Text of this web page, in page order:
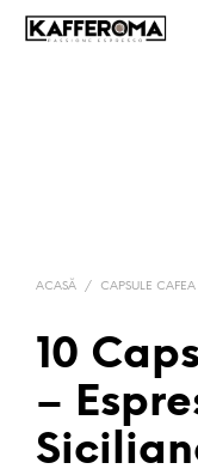
ACASĂ / CAPSULE CAFEA
10
–